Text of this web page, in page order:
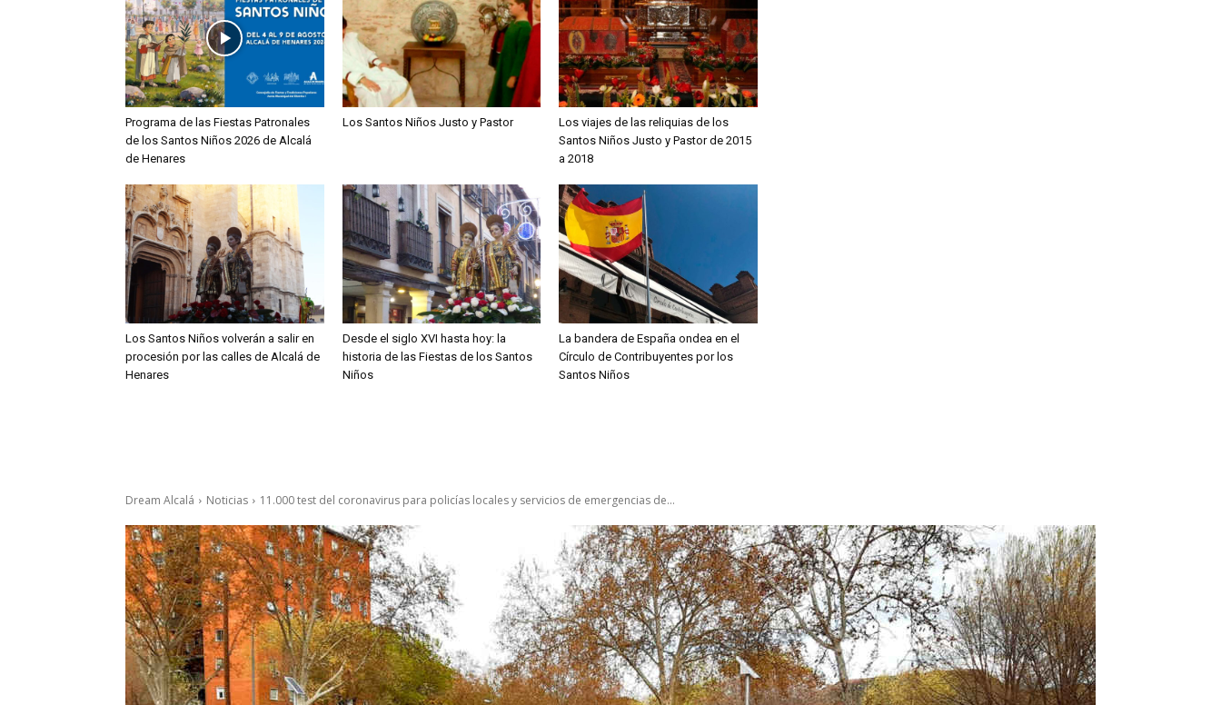
Programa de las Fiestas Patronales
de los Santos Niños 2026 de Alcalá
de Henares
Los Santos Niños Justo y Pastor
Los viajes de las reliquias de los
Santos Niños Justo y Pastor de 2015
a 2018
Los Santos Niños volverán a salir en
procesión por las calles de Alcalá de
Henares
Desde el siglo XVI hasta hoy: la
historia de las Fiestas de los Santos
Niños
La bandera de España ondea en el
Círculo de Contribuyentes por los
Santos Niños